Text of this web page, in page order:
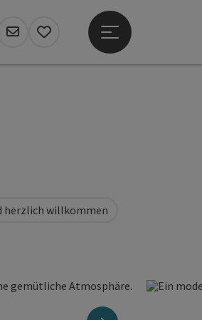
Wetter Linz, sonnig
Newsletter
Merkzettel
Hauptmenü öffnen
herzlich willkommen